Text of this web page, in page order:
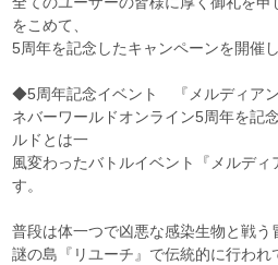
をこめて、
5周年を記念したキャンペーンを開催し
◆5周年記念イベント 『メルディアン
ネバーワールドオンライン5周年を記
ルドとは一
風変わったバトルイベント『メルディ
す。
普段は体一つで凶悪な感染生物と戦う
謎の島『リユーチ』で伝統的に行わ